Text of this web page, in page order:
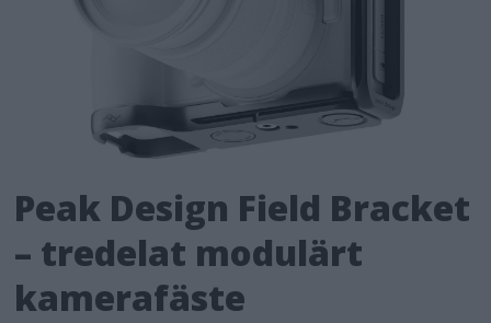
Peak Design Field Bracket
– tredelat modulärt
kamerafäste